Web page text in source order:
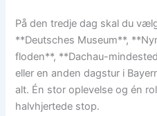
På den tredje dag skal du
**Deutsches Museum**,
floden**, **Dachau-
eller en anden dagstur i
alt. Én stor oplevelse og én
halvhjertede stop.